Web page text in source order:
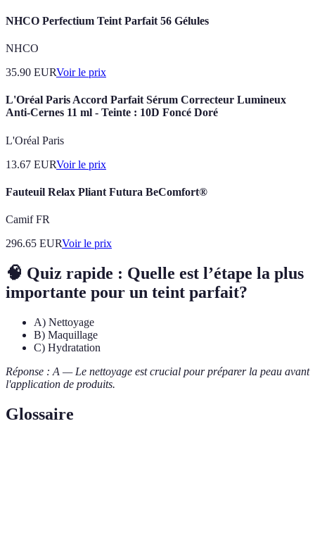
NHCO Perfectium Teint Parfait 56 Gélules
NHCO
35.90 EURVoir le prix
L'Oréal Paris Accord Parfait Sérum Correcteur Lumineux
Anti-Cernes 11 ml - Teinte : 10D Foncé Doré
L'Oréal Paris
13.67 EURVoir le prix
Fauteuil Relax Pliant Futura BeComfort®
Camif FR
296.65 EURVoir le prix
🧠 Quiz rapide : Quelle est l’étape la plus
importante pour un teint parfait?
A) Nettoyage
B) Maquillage
C) Hydratation
Réponse : A — Le nettoyage est crucial pour préparer la peau avant
l'application de produits.
Glossaire